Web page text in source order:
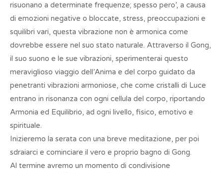
risuonano a determinate frequenze; spesso pero’, a causa
di emozioni negative o bloccate, stress, preoccupazioni e
squilibri vari, questa vibrazione non è armonica come
dovrebbe essere nel suo stato naturale. Attraverso il Gong,
il suo suono e le sue vibrazioni, sperimenterai questo
meraviglioso viaggio dell’Anima e del corpo guidato da
penetranti vibrazioni armoniose, che come cristalli di Luce
entrano in risonanza con ogni cellula del corpo, riportando
Armonia ed Equilibrio, ad ogni livello, fisico, emotivo e
spirituale.
Inizieremo la serata con una breve meditazione, per poi
sdraiarci e cominciare il vero e proprio bagno di Gong.
Al termine avremo un momento di condivisione